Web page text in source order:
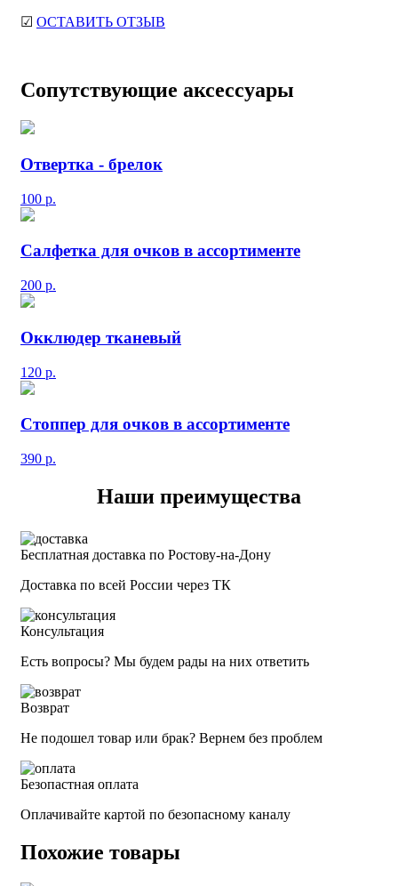
☑ ОСТАВИТЬ ОТЗЫВ
Сопутствующие аксессуары
Отвертка - брелок
100 р.
Салфетка для очков в ассортименте
200 р.
Окклюдер тканевый
120 р.
Стоппер для очков в ассортименте
390 р.
Наши преимущества
Бесплатная доставка по Ростову-на-Дону
Доставка по всей России через ТК
Консультация
Есть вопросы? Мы будем рады на них ответить
Возврат
Не подошел товар или брак? Вернем без проблем
Безопастная оплата
Оплачивайте картой по безопасному каналу
Похожие товары